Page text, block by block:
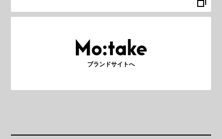
ブランドサイトへ